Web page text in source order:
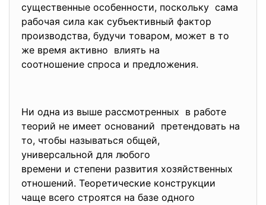
существенные особенности, поскольку сама
рабочая сила как субъективный фактор
производства, будучи товаром, может в то
же время активно влиять на
соотношение спроса и предложения.
Ни одна из выше рассмотренных в работе
теорий не имеет оснований претендовать на
то, чтобы называться общей,
универсальной для любого
времени и степени развития хозяйственных
отношений. Теоретические конструкции
чаще всего строятся на базе одного